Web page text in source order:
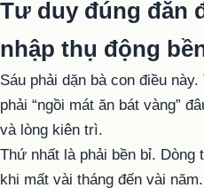
Tư duy đúng đắn
nhập thụ động
Sáu phải dặn bà con điều
phải “ngồi mát ăn bát vàng”
và lòng kiên trì.
Thứ nhất là phải bền bỉ. Dòng
khi mất vài tháng đến vài